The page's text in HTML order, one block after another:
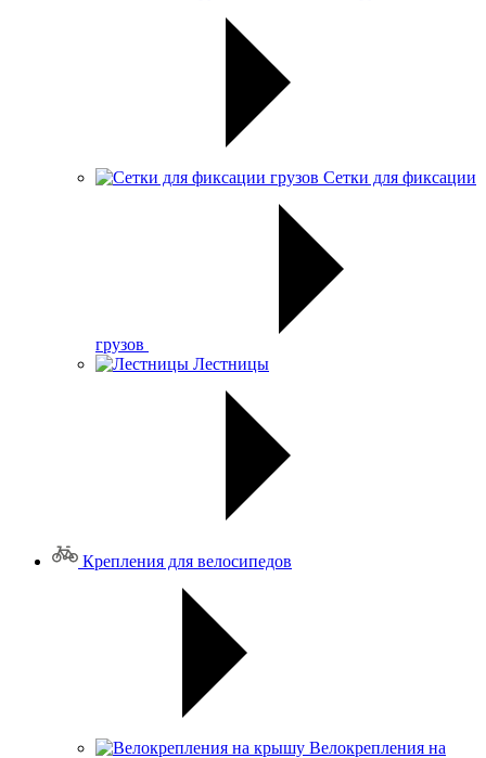
Сетки для фиксации
грузов
Лестницы
Крепления для велосипедов
Велокрепления на